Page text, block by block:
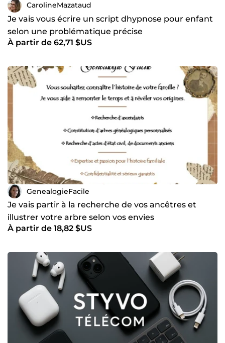
CarolineMazataud
Je vais vous écrire un script dhypnose pour enfant
selon une problématique précise
À partir de 62,71 $US
GenealogieFacile
Je vais partir à la recherche de vos ancêtres et
illustrer votre arbre selon vos envies
À partir de 18,82 $US